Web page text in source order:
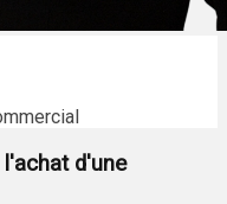
d'une